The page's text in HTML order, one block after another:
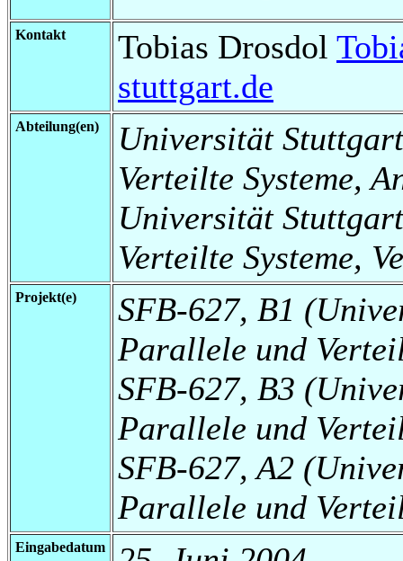
Kontakt Tobias Drosdol
stuttgart.de
Abteilung(en)
Universität
Verteilte Systeme,
Universität
Verteilte Systeme,
Projekt(e)
SFB-627, B1
Parallele und
SFB-627, B3
Parallele und
SFB-627, A2
Parallele und
Eingabedatum